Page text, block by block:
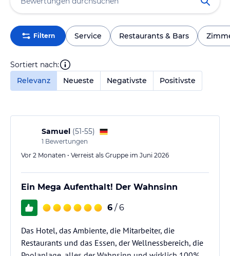
Filtern Service Restaurants & Bars
Sortiert nach:
Relevanz
Neueste Negativste Positivste
Samuel (51-55)
1 Bewertungen
Vor 2 Monaten • Verreist als Gruppe im Juni 2026
Ein Mega Aufenthalt! Der Wahnsinn
6 / 6
Das Hotel, das Ambiente, die Mitarbeiter, die
Restaurants und das Essen, der Wellnessbereich, die